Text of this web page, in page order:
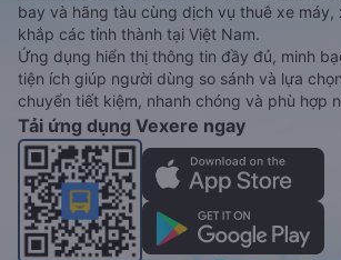
bay và hãng tàu cùng dịch vụ thuê xe máy,
khắp các tỉnh thành tại Việt Nam.
Ứng dụng hiển thị thông tin đầy đủ, minh
tiện ích giúp người dùng so sánh và lựa
chuyển tiết kiệm, nhanh chóng và phù hợp
Tải ứng dụng Vexere ngay